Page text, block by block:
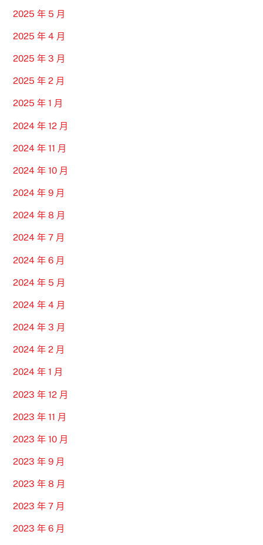
2025 年 5 月
2025 年 4 月
2025 年 3 月
2025 年 2 月
2025 年 1 月
2024 年 12 月
2024 年 11 月
2024 年 10 月
2024 年 9 月
2024 年 8 月
2024 年 7 月
2024 年 6 月
2024 年 5 月
2024 年 4 月
2024 年 3 月
2024 年 2 月
2024 年 1 月
2023 年 12 月
2023 年 11 月
2023 年 10 月
2023 年 9 月
2023 年 8 月
2023 年 7 月
2023 年 6 月